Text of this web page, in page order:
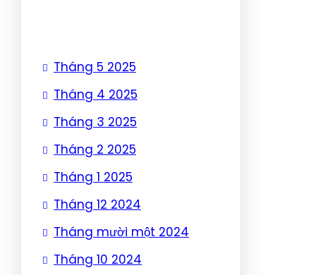
Tháng 5 2025
Tháng 4 2025
Tháng 3 2025
Tháng 2 2025
Tháng 1 2025
Tháng 12 2024
Tháng mười một 2024
Tháng 10 2024